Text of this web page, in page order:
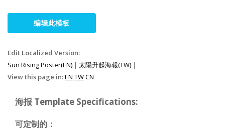
编辑此模板
Edit Localized Version:
Sun Rising Poster(EN) | 太陽升起海報(TW) |
View this page in:EN TWCN
海报 Template Specifications:
可定制的：